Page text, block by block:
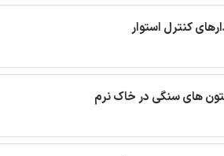
کنترل استوار
های سنگی در خاک نرم